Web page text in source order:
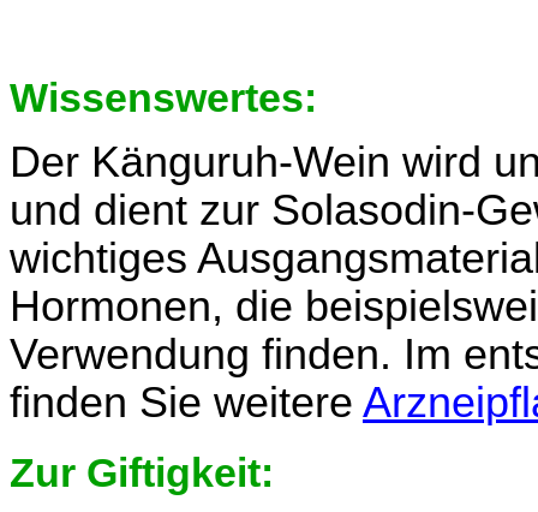
Wissenswertes:
Der Känguruh-Wein wird
und dient zur Solasodin-
wichtiges
Hormonen, die
Verwendung finden. Im
finden Sie weitere
Zur Giftigkeit: